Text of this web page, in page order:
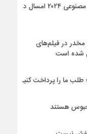
برگزاری مسابقات اوراسیا رباتیک و هوش مصنوعی ۲۰۲۴ امسال در
مخدر در فیلم‌های
شده است
طلب ما را پرداخت کنید